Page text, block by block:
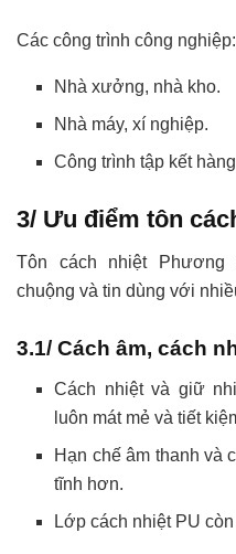
Các công trình công nghiệp:
Nhà xưởng, nhà kho.
Nhà máy, xí nghiệp.
Công trình tập kết
3/ Ưu điểm tôn
Tôn cách nhiệt
chuộng và tin dùng với
3.1/ Cách âm, cách
Cách nhiệt và giữ
luôn mát mẻ và tiết
Hạn chế âm thanh và
tĩnh hơn.
Lớp cách nhiệt PU